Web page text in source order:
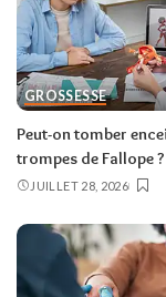
GROSSESSE
Peut-on tomber
trompes de Fallope ?
JUILLET 28, 2026